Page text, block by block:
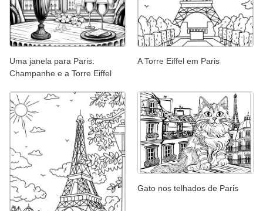
Uma janela para Paris:
Champanhe e a Torre Eiffel
A Torre Eiffel em Paris
Gato nos telhados de Paris